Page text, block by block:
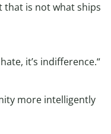
that is not what ships
it’s indifference.“
more intelligently